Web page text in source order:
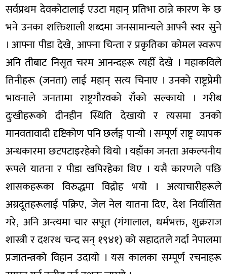
सर्वप्रथम देवकोटालाई एउटा महान् प्रतिभा ठान्ने कारण के छ
भने उनका शक्तिशाली शब्दमा जनसामान्यले आफ्नै स्वर सुने
। आफ्ना पीडा देखे, आफ्ना चिन्ता र प्रकृतिका कोमल स्वरूप
अनि तीबाट निसृत चरम आनन्दहरू त्यहीँ देखे । महाकविले
तिनीहरू (जनता) लाई महान् सत्य चिनाए । उनको राष्ट्रप्रेमी
भावनाले जनतामा राष्ट्रगौरवको राँको सल्कायो । गरीब
दुःखीहरूको दीनहीन स्थिति देखायो र त्यसमा उनको
मानवतावादी दृष्टिकोण पनि छर्लङ्ग पार्‍यो । सम्पूर्ण राष्ट्र व्यापक
अन्धकारमा छटपटाइरहेको थियो । यहाँका जनता अकल्पनीय
रूपले यातना र पीडा खपिरहेका थिए । यसै कारणले पछि
शासकहरूका विरुद्धमा विद्रोह भयो । अत्याचारीहरूले
अग्रदूतहरूलाई पक्रिए, जेल नेल यातना दिए, देश निर्वासित
गरे, अनि अन्त्यमा चार सपूत (गंगालाल, धर्मभक्त, शुक्रराज
शास्त्री र दशरथ चन्द सन् १९४१) को सहादतले गर्दा नेपालमा
प्रजातन्त्रको विहान उदायो । यस कालका सम्पूर्ण रचनाहरू